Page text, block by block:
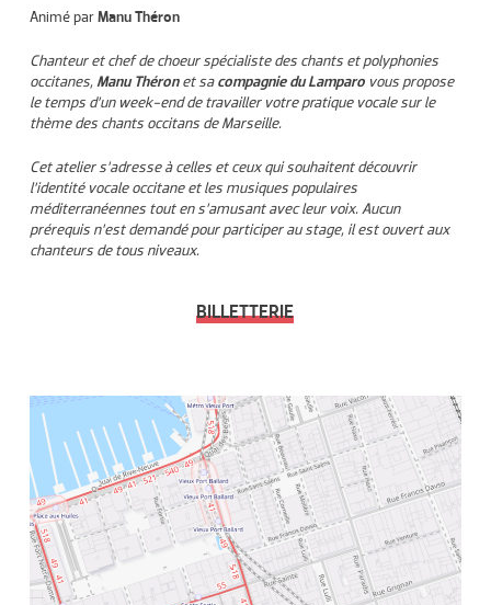
Animé parManu Théron
Chanteur et chef de choeur spécialiste des chants et polyphonies
occitanes,Manu Théronet sacompagnie du Lamparovous propose
le temps d’un week-end de travailler votre pratique vocale sur le
thème des chants occitans de Marseille.
Cet atelier s’adresse à celles et ceux qui souhaitent découvrir
l’identité vocale occitane et les musiques populaires
méditerranéennes tout en s’amusant avec leur voix. Aucun
prérequis n’est demandé pour participer au stage, il est ouvert aux
chanteurs de tous niveaux.
BILLETTERIE